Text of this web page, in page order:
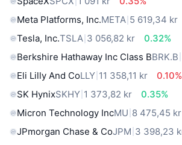
Meta Platforms, Inc.META 5 619,34 kr
Tesla, Inc.TSLA 3 056,82 kr
0.32%
Berkshire Hathaway Inc Class BBRK.B
Eli Lilly And CoLLY 11 358,11 kr
0.10%
SK HynixSKHY 1 373,82 kr
0.35%
Micron Technology IncMU 8 475,45 kr
JPmorgan Chase & CoJPM 3 398,23